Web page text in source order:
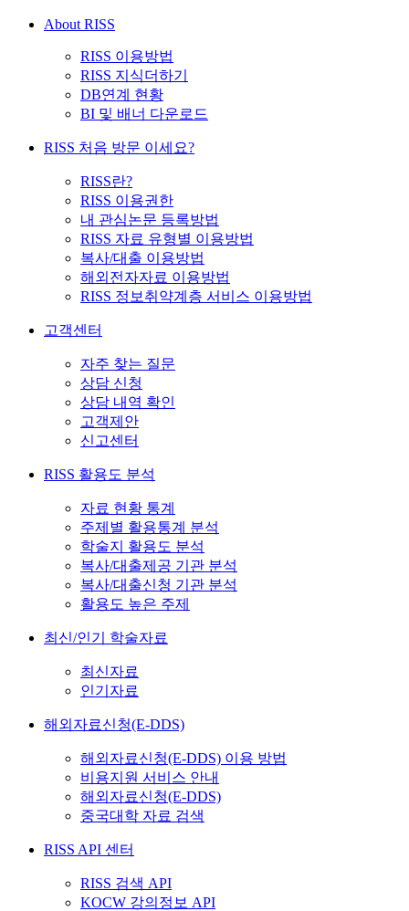
About RISS
RISS 이용방법
RISS 지식더하기
DB연계 현황
BI 및 배너 다운로드
RISS 처음 방문 이세요?
RISS란?
RISS 이용권한
내 관심논문 등록방법
RISS 자료 유형별 이용방법
복사/대출 이용방법
해외전자자료 이용방법
RISS 정보취약계층 서비스 이용방법
고객센터
자주 찾는 질문
상담 신청
상담 내역 확인
고객제안
신고센터
RISS 활용도 분석
자료 현황 통계
주제별 활용통계 분석
학술지 활용도 분석
복사/대출제공 기관 분석
복사/대출신청 기관 분석
활용도 높은 주제
최신/인기 학술자료
최신자료
인기자료
해외자료신청(E-DDS)
해외자료신청(E-DDS) 이용 방법
비용지원 서비스 안내
해외자료신청(E-DDS)
중국대학 자료 검색
RISS API 센터
RISS 검색 API
KOCW 강의정보 API